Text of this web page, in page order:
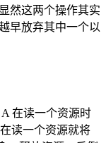
然这两个操作其实
早放弃其中一个以
在读一个资源时
读一个资源就将